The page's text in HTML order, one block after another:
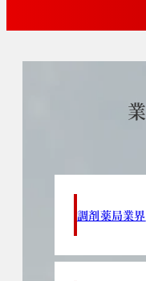
業
調剤薬局業界